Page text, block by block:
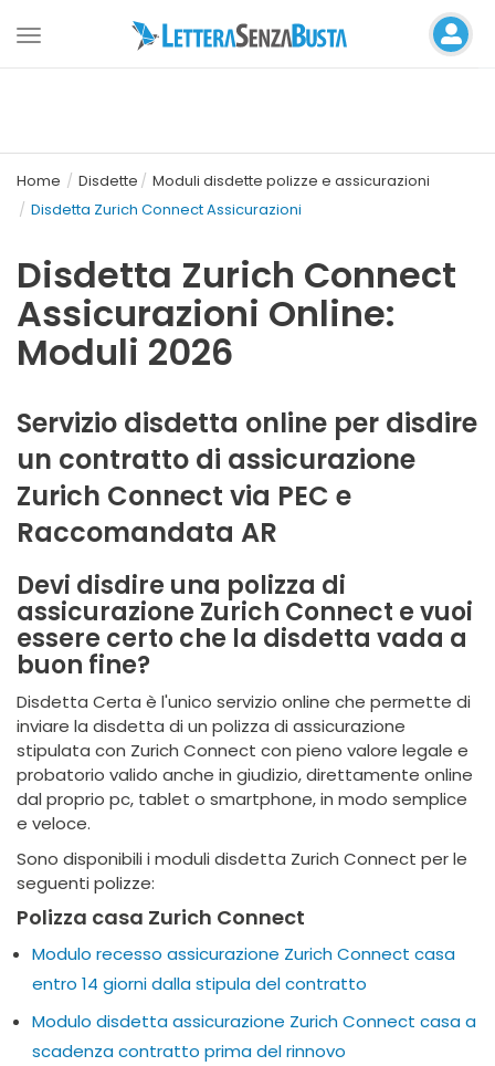
Toggle
Home Disdette
Moduli disdette polizze e assicurazioni
Disdetta Zurich Connect Assicurazioni
Disdetta Zurich Connect
Assicurazioni Online:
Moduli 2026
Servizio disdetta online per disdire
un contratto di assicurazione
Zurich Connect via PEC e
Raccomandata AR
Devi disdire una polizza di
assicurazione Zurich Connect e vuoi
essere certo che la disdetta vada a
buon fine?
Disdetta Certa è l'unico servizio online che permette di
inviare la disdetta di un polizza di assicurazione
stipulata con Zurich Connect con pieno valore legale e
probatorio valido anche in giudizio, direttamente online
dal proprio pc, tablet o smartphone, in modo semplice
e veloce.
Sono disponibili i moduli disdetta Zurich Connect per le
seguenti polizze:
Polizza casa Zurich Connect
Modulo recesso assicurazione Zurich Connect casa
entro 14 giorni dalla stipula del contratto
Modulo disdetta assicurazione Zurich Connect casa a
scadenza contratto prima del rinnovo